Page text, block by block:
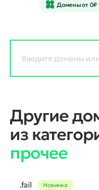
Домены от 0₽
Другие
из
прочее
.fail Новинка